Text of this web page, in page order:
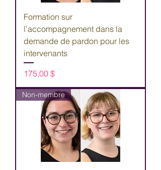
Formation sur
l'accompagnement dans la
demande de pardon pour les
intervenants
Prix
175,00 $
Non-membre